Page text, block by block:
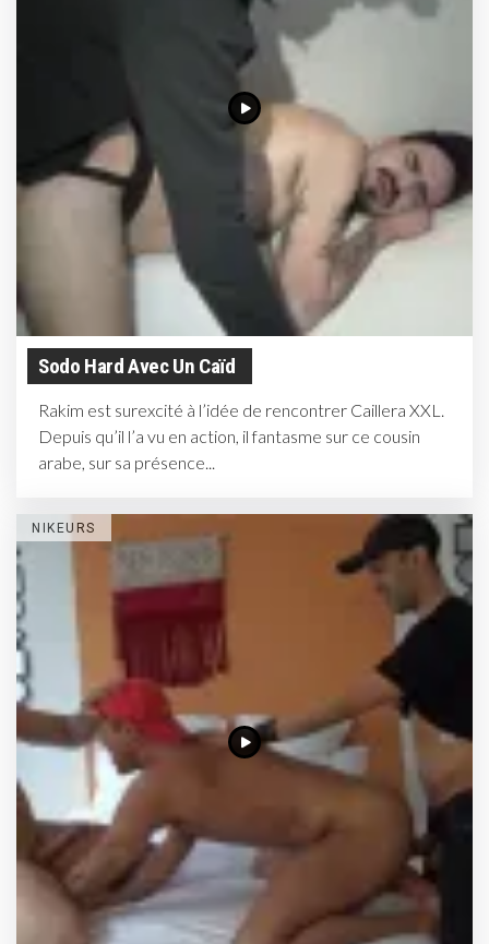
Sodo Hard Avec Un Caïd
Rakim est surexcité à l’idée de rencontrer Caillera XXL.
Depuis qu’il l’a vu en action, il fantasme sur ce cousin
arabe, sur sa présence...
NIKEURS